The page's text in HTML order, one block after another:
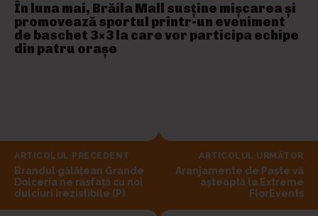
În luna mai, Brăila Mall susține mişcarea și
promovează sportul printr-un eveniment
de baschet 3×3 la care vor participa echipe
din patru orașe
ARTICOLUL PRECEDENT
Brandul gălățean Grande
Dolceria ne răsfață cu noi
dulciuri irezistibile (P)
ARTICOLUL URMĂTOR
Aranjamente de Paște vă
așteaptă la Extreme
FlorEvents